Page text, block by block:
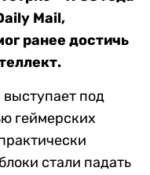
Mail,
ранее достичь
выступает под
геймерских
стали падать